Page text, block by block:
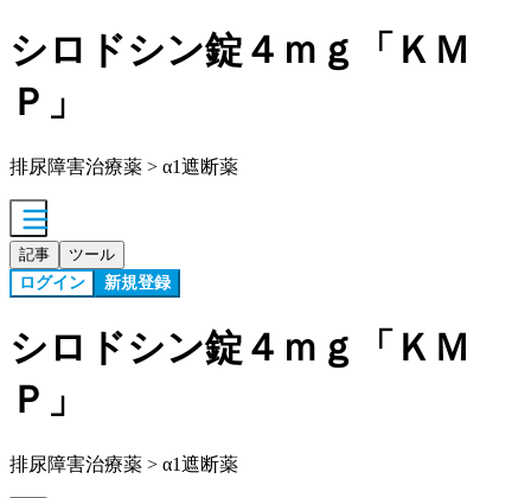
シロドシン錠４ｍｇ「ＫＭ
Ｐ」
排尿障害治療薬 > α1遮断薬
記事 ツール
ログイン 新規登録
シロドシン錠４ｍｇ「ＫＭ
Ｐ」
排尿障害治療薬 > α1遮断薬